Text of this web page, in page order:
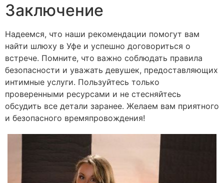
Заключение
Надеемся, что наши рекомендации помогут вам
найти шлюху в Уфе и успешно договориться о
встрече. Помните, что важно соблюдать правила
безопасности и уважать девушек, предоставляющих
интимные услуги. Пользуйтесь только
проверенными ресурсами и не стесняйтесь
обсудить все детали заранее. Желаем вам приятного
и безопасного времяпровождения!